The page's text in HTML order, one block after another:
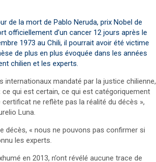
de la mort de Pablo Neruda, prix Nobel de
officiellement d’un cancer 12 jours après le
1973 au Chili, il pourrait avoir été victime
de plus en plus évoquée dans les années
chilien et les experts.
internationaux mandaté par la justice chilienne,
ce qui est certain, ce qui est catégoriquement
certificat ne reflète pas la réalité du décès »,
Luna.
décès, « nous ne pouvons pas confirmer si
les experts.
en 2013, n’ont révélé aucune trace de